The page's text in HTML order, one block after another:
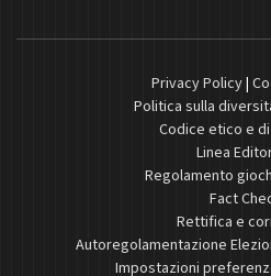
Privacy Policy|
Politica sulla
Codice etico e
Linea
Regolamento
Fact
Rettifica e
Autoregolamentazione
Impostazioni